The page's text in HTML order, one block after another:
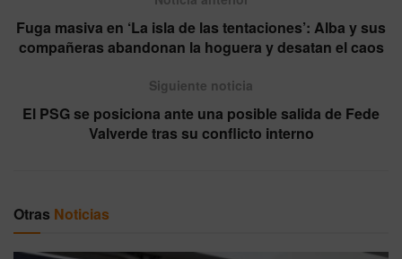
Fuga masiva en ‘La isla de las tentaciones’: Alba y sus
compañeras abandonan la hoguera y desatan el caos
Siguiente noticia
El PSG se posiciona ante una posible salida de Fede
Valverde tras su conflicto interno
Otras Noticias